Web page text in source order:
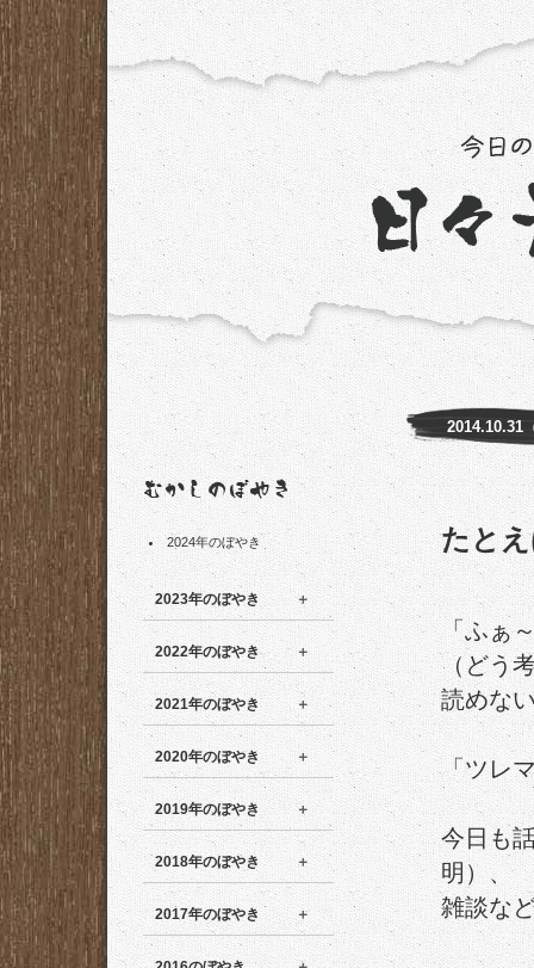
2024年のぼやき
2023年のぼやき
2022年のぼやき
2021年のぼやき
2020年のぼやき
2019年のぼやき
2018年のぼやき
2017年のぼやき
2014.10.31
たと
「ふぁ
（どう
読めな
「ツレ
今日も
明）、
雑談な